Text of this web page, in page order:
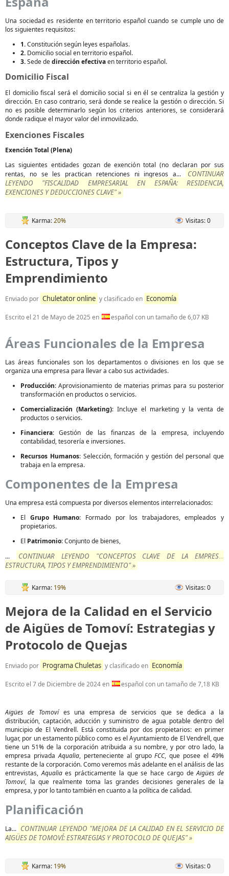
Una sociedad es residente en territorio español cuando se cumple uno de
los siguientes requisitos:
1.Constitución según leyes españolas.
2. Domicilio social en territorio español.
3.Sede dedirección efectivaen territorio español.
Domicilio Fiscal
El domicilio fiscal será el domicilio social si en él se centraliza la gestión y
dirección. En caso contrario, será donde se realice la gestión o dirección. Si
no es posible determinarlo según los criterios anteriores, se considerará
donde radique el mayor valor del inmovilizado.
Exenciones Fiscales
Exención Total (Plena)
Las siguientes entidades gozan de exención total (no declaran por sus
rentas, no se les practican retenciones ni ingresos a...
CONTINUAR
LEYENDO "FISCALIDAD EMPRESARIAL EN ESPAÑA: RESIDENCIA,
EXENCIONES Y DEDUCCIONES CLAVE" »
Karma:20% Visitas: 0
Conceptos Clave de la Empresa:
Estructura, Tipos y
Emprendimiento
Enviado por Chuletator online y clasificado en Economía
Escrito el 21 de Mayo de 2025 en español con un tamaño de 6,07 KB
Áreas Funcionales de la Empresa
Las áreas funcionales son los departamentos o divisiones en los que se
organiza una empresa para llevar a cabo sus actividades.
Producción: Aprovisionamiento de materias primas para su posterior
transformación en productos o servicios.
Comercialización (Marketing): Incluye el marketing y la venta de
productos o servicios.
Financiera: Gestión de las finanzas de la empresa, incluyendo
contabilidad, tesorería e inversiones.
Recursos Humanos: Selección, formación y gestión del personal que
trabaja en la empresa.
Componentes de la Empresa
Una empresa está compuesta por diversos elementos interrelacionados:
El Grupo Humano: Formado por los trabajadores, empleados y
propietarios.
El Patrimonio: Conjunto de bienes,
...
CONTINUAR LEYENDO "CONCEPTOS CLAVE DE LA EMPRESA:
ESTRUCTURA, TIPOS Y EMPRENDIMIENTO" »
Karma: 19% Visitas: 0
Mejora de la Calidad en el Servicio
de Aigües de Tomoví: Estrategias y
Protocolo de Quejas
Enviado por Programa Chuletas y clasificado en Economía
Escrito el 7 de Diciembre de 2024en español con un tamaño de 7,18 KB
Aigües de Tomovíes una empresa de servicios que se dedica a la
distribución, captación, aducción y suministro de agua potable dentro del
municipio de El Vendrell. Está constituida por dos propietarios: en primer
lugar, por un estamento público como es el Ayuntamiento de El Vendrell, que
tiene un 51% de la corporación atribuida a su nombre, y por otro lado, la
empresa privadaAqualia, perteneciente al grupoFCC, que posee el 49%
restante de la corporación. Como veremos más adelante en el análisis de las
entrevistas,Aqualiaes prácticamente la que se hace cargo deAigües de
Tomoví, la que realmente toma las grandes decisiones generales de la
empresa, y por lo tanto también en cuanto a la política de calidad.
Planificación
La... CONTINUAR LEYENDO "MEJORA DE LA CALIDAD EN EL SERVICIO DE
AIGÜES DE TOMOVÍ: ESTRATEGIAS Y PROTOCOLO DE QUEJAS" »
Karma: 19% Visitas: 0